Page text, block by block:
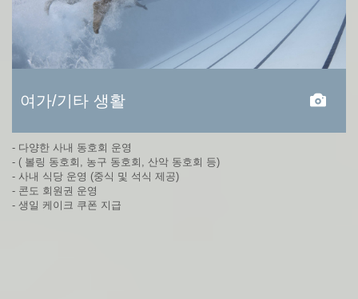
여가/기타 생활
- 다양한 사내 동호회 운영
- ( 볼링 동호회, 농구 동호회, 산악 동호회 등)
- 사내 식당 운영 (중식 및 석식 제공)
- 콘도 회원권 운영
- 생일 케이크 쿠폰 지급